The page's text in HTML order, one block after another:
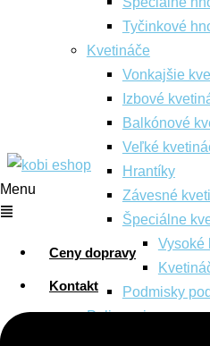
Menu
Ceny dopravy
Kontakt
Tyčinkové
Kvetináče
Vonkajšie
Izbové
Balkónové
Veľké
Hrantíky
Závesné
Špeciálne
Vysoké
Podmisky
Polievanie